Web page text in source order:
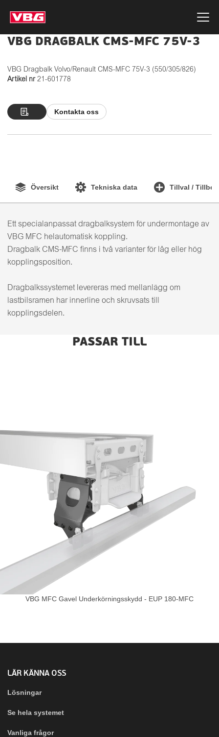
VBG DRAGBALK CMS-MFC 75V-3
VBG Dragbalk Volvo/Renault CMS-MFC 75V-3 (550/305/826)
Artikel nr 21-601778
Kontakta oss
Översikt Tekniska data Tillval /
Ett specialanpassat dragbalksystem för undermontage av
VBG MFC helautomatisk koppling.
Dragbalk CMS-MFC finns i två varianter för låg eller hög
kopplingsposition.
Dragbalkssystemet levereras med mellanlägg om
lastbilsramen har innerline och skruvsats till
kopplingsdelen.
PASSAR TILL
VBG MFC Gavel Underkörningsskydd - EUP 180-MFC
LÄR KÄNNA OSS
Lösningar
Se hela systemet
Vanliga frågor